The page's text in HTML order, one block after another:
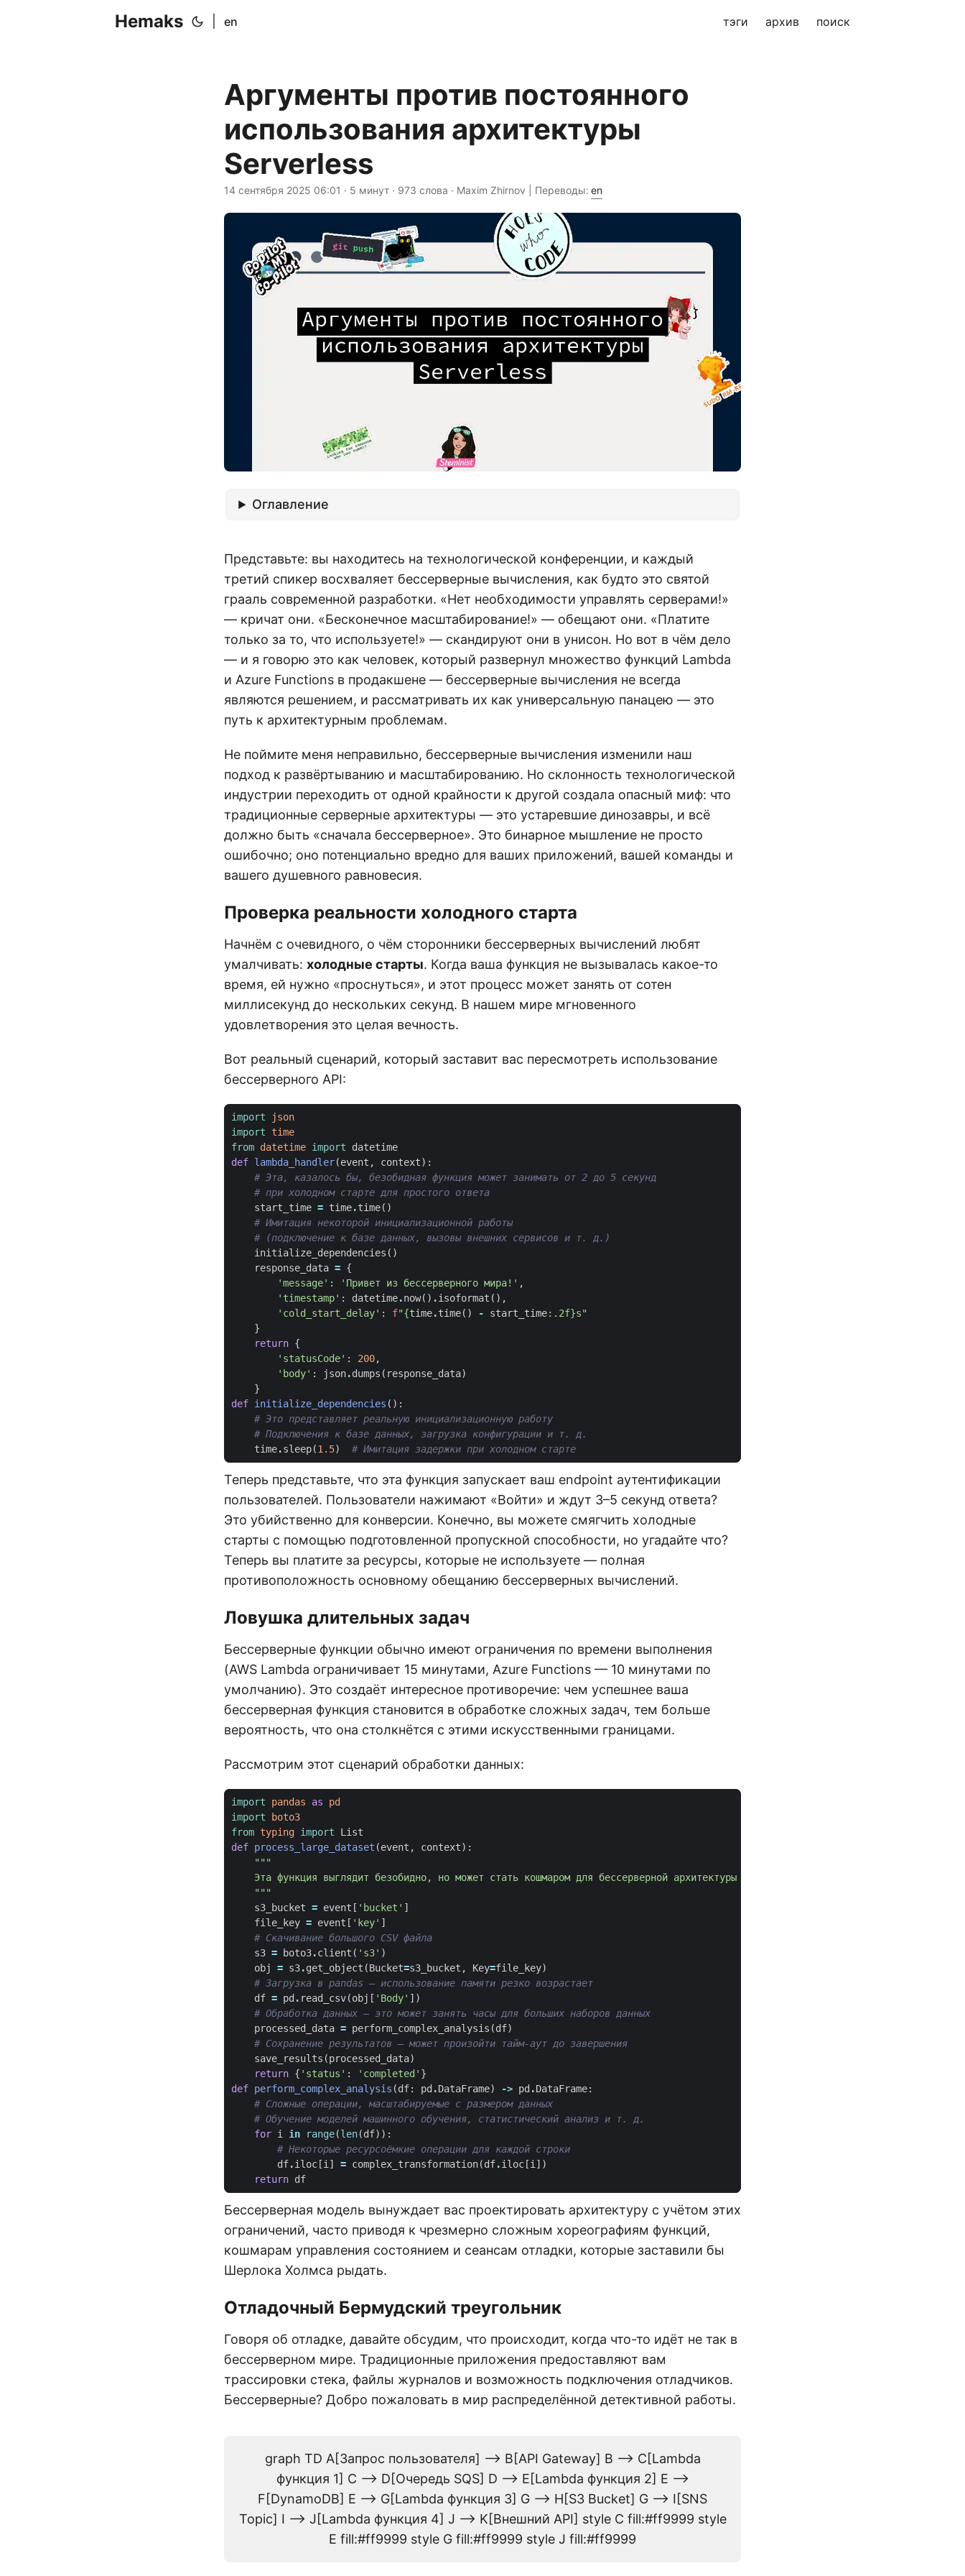
Hemaks en тэги архив поиск
Аргументы против постоянного
использования архитектуры
Serverless
14 сентября 2025 06:01 · 5 минут · 973 слова · Maxim Zhirnov | Переводы: en
Оглавление
Представьте: вы находитесь на технологической конференции, и каждый
третий спикер восхваляет бессерверные вычисления, как будто это святой
грааль современной разработки. «Нет необходимости управлять серверами!»
— кричат они. «Бесконечное масштабирование!» — обещают они. «Платите
только за то, что используете!» — скандируют они в унисон. Но вот в чём дело
— и я говорю это как человек, который развернул множество функций Lambda
и Azure Functions в продакшене — бессерверные вычисления не всегда
являются решением, и рассматривать их как универсальную панацею — это
путь к архитектурным проблемам.
Не поймите меня неправильно, бессерверные вычисления изменили наш
подход к развёртыванию и масштабированию. Но склонность технологической
индустрии переходить от одной крайности к другой создала опасный миф: что
традиционные серверные архитектуры — это устаревшие динозавры, и всё
должно быть «сначала бессерверное». Это бинарное мышление не просто
ошибочно; оно потенциально вредно для ваших приложений, вашей команды и
вашего душевного равновесия.
Проверка реальности холодного старта
Начнём с очевидного, о чём сторонники бессерверных вычислений любят
умалчивать: холодные старты. Когда ваша функция не вызывалась какое-то
время, ей нужно «проснуться», и этот процесс может занять от сотен
миллисекунд до нескольких секунд. В нашем мире мгновенного
удовлетворения это целая вечность.
Вот реальный сценарий, который заставит вас пересмотреть использование
бессерверного API:
import
json
import
time
from datetime import
datetime
def lambda_handler(event , context):
# Эта, казалось бы, безобидная функция может занимать от 2 до 5 секунд
# при холодном старте для простого ответа
start_time = time.time()
# Имитация некоторой инициализационной работы
# (подключение к базе данных, вызовы внешних сервисов и т. д.)
initialize_dependencies ()
response_data = {
'message' : 'Привет из бессерверного мира!' ,
'timestamp' : datetime.now() .isoformat (),
'cold_start_delay' : f"{time.time() - start_time: .2f}s"
}
return {
'statusCode' : 200,
'body' : json.dumps ( response_data)
}
def initialize_dependencies ():
# Это представляет реальную инициализационную работу
# Подключения к базе данных, загрузка конфигурации и т. д.
time.sleep(1.5) # Имитация задержки при холодном старте
Теперь представьте, что эта функция запускает ваш endpoint аутентификации
пользователей. Пользователи нажимают «Войти» и ждут 3–5 секунд ответа?
Это убийственно для конверсии. Конечно, вы можете смягчить холодные
старты с помощью подготовленной пропускной способности, но угадайте что?
Теперь вы платите за ресурсы, которые не используете — полная
противоположность основному обещанию бессерверных вычислений.
Ловушка длительных задач
Бессерверные функции обычно имеют ограничения по времени выполнения
(AWS Lambda ограничивает 15 минутами, Azure Functions — 10 минутами по
умолчанию). Это создаёт интересное противоречие: чем успешнее ваша
бессерверная функция становится в обработке сложных задач, тем больше
вероятность, что она столкнётся с этими искусственными границами.
Рассмотрим этот сценарий обработки данных:
import pandas as
pd
import
boto3
from typing import
List
def process_large_dataset (event , context):
    """
s3_bucket = event [ 'bucket' ]
file_key = event [ 'key' ]
# Скачивание большого CSV файла
s3 = boto3.client ( 's3' )
obj
= s3.get_object (Bucket=s3_bucket , Key=file_key)
# Загрузка в pandas — использование памяти резко возрастает
df = pd . read_csv(obj [ 'Body' ])
# Обработка данных — это может занять часы для больших наборов данных
processed_data = perform_complex_analysis (df)
# Сохранение результатов — может произойти тайм-аут до завершения
save_results (processed_data)
return { 'status' : 'completed' }
def perform_complex_analysis (df: pd .DataFrame) -> pd .DataFrame:
# Сложные операции, масштабируемые с размером данных
# Обучение моделей машинного обучения, статистический анализ и т. д.
for i in range(len(df)):
# Некоторые ресурсоёмкие операции для каждой строки
df.iloc [i] = complex_transformation(df.iloc [i])
return df
Бессерверная модель вынуждает вас проектировать архитектуру с учётом этих
ограничений, часто приводя к чрезмерно сложным хореографиям функций,
кошмарам управления состоянием и сеансам отладки, которые заставили бы
Шерлока Холмса рыдать.
Отладочный Бермудский треугольник
Говоря об отладке, давайте обсудим, что происходит, когда что-то идёт не так в
бессерверном мире. Традиционные приложения предоставляют вам
трассировки стека, файлы журналов и возможность подключения отладчиков.
Бессерверные? Добро пожаловать в мир распределённой детективной работы.
graph TD A[Запрос пользователя] --> B[API Gateway] B --> C[Lambda
функция 1] C --> D[Очередь SQS] D --> E[Lambda функция 2] E -->
F[DynamoDB] E --> G[Lambda функция 3] G --> H[S3 Bucket] G --> I[SNS
Topic] I --> J[Lambda функция 4] J --> K[Внешний API] style C fill:#ff9999 style
E fill:#ff9999 style G fill:#ff9999 style J fill:#ff9999